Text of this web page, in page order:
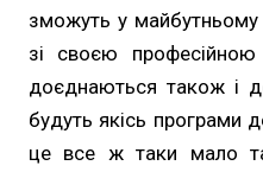
зможуть у
зі своєю професійною
доєднаються також і
будуть якісь програми
це все ж таки мало